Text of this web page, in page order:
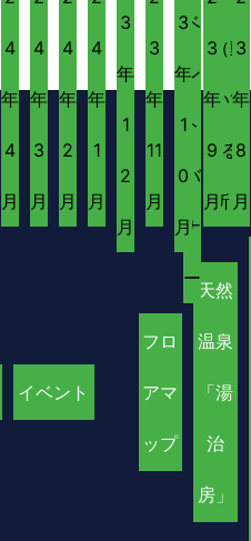
ベ
ン
ト
バ
ナ
ー
（動
いて
る
所）
4
年
4
月
4
年
3
月
4
年
2
月
4
年
1
月
3
年
1
2
月
3
年
11
月
3
年
1
0
月
3
年
9
月
3
年
8
月
イベント
フロ
アマ
ップ
天然
温泉
「湯
治
房」